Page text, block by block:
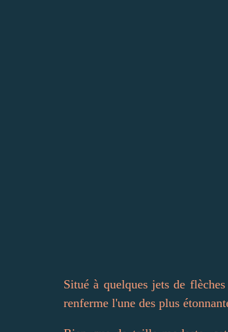
Situé à quelques jets de
renferme l'une des plus